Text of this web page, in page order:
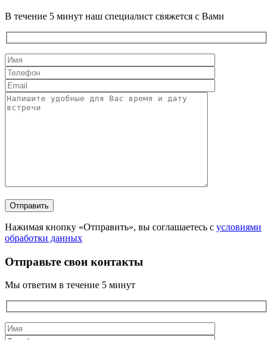
В течение 5 минут наш специалист свяжется с Вами
Нажимая кнопку «Отправить», вы соглашаетесь с условиями
обработки данных
Отправьте свои контакты
Мы ответим в течение 5 минут